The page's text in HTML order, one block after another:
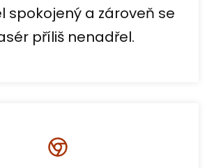
spokojený a zároveň se
příliš nenadřel.